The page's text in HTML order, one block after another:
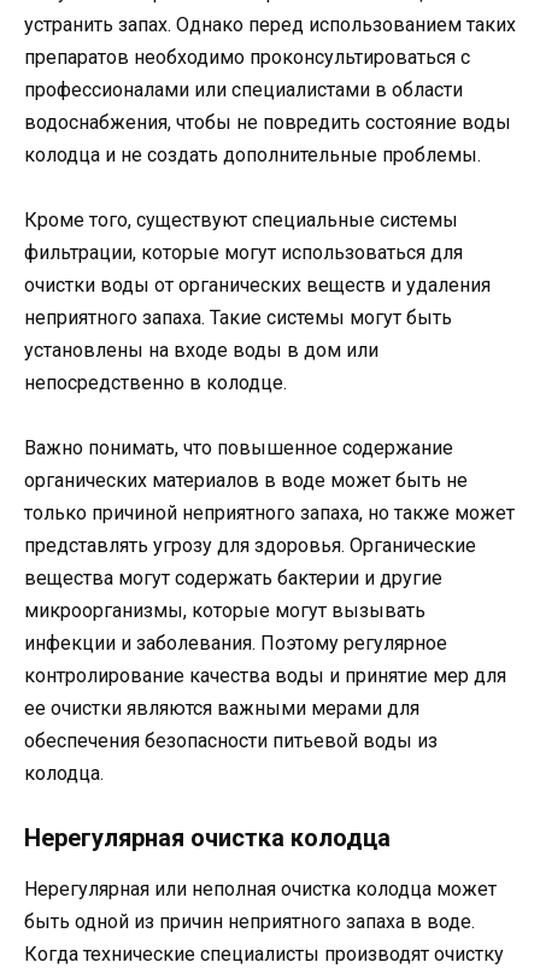
устранить запах. Однако перед использованием таких
препаратов необходимо проконсультироваться с
профессионалами или специалистами в области
водоснабжения, чтобы не повредить состояние воды
колодца и не создать дополнительные проблемы.
Кроме того, существуют специальные системы
фильтрации, которые могут использоваться для
очистки воды от органических веществ и удаления
неприятного запаха. Такие системы могут быть
установлены на входе воды в дом или
непосредственно в колодце.
Важно понимать, что повышенное содержание
органических материалов в воде может быть не
только причиной неприятного запаха, но также может
представлять угрозу для здоровья. Органические
вещества могут содержать бактерии и другие
микроорганизмы, которые могут вызывать
инфекции и заболевания. Поэтому регулярное
контролирование качества воды и принятие мер для
ее очистки являются важными мерами для
обеспечения безопасности питьевой воды из
колодца.
Нерегулярная очистка колодца
Нерегулярная или неполная очистка колодца может
быть одной из причин неприятного запаха в воде.
Когда технические специалисты производят очистку